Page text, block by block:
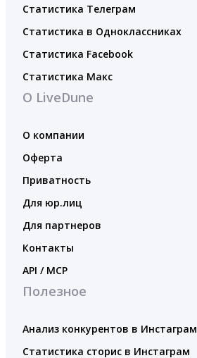
Статистика Телеграм
Статистика в Одноклассниках
Статистика Facebook
Статистика Макс
О LiveDune
О компании
Оферта
Приватность
Для юр.лиц
Для партнеров
Контакты
API / MCP
Полезное
Анализ конкурентов в Инстаграм
Статистика сторис в Инстаграм